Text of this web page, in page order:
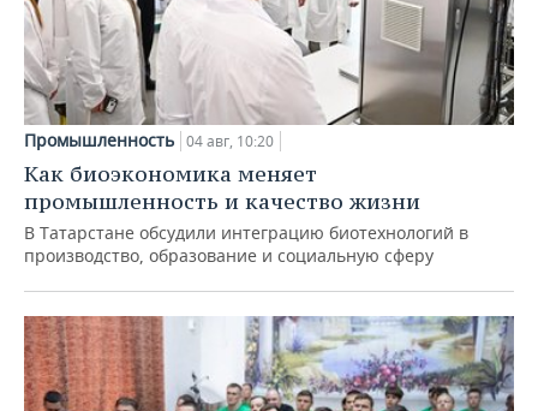
Промышленность 04 авг, 10:20
Как биоэкономика меняет
промышленность и качество жизни
В Татарстане обсудили интеграцию биотехнологий в
производство, образование и социальную сферу